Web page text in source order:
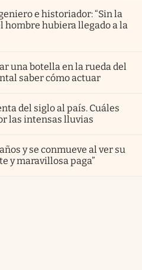
e historiador: “Sin la
hubiera llegado a la
una botella en la rueda del
saber cómo actuar
del siglo al país. Cuáles
las intensas lluvias
y se conmueve al ver su
y maravillosa paga”